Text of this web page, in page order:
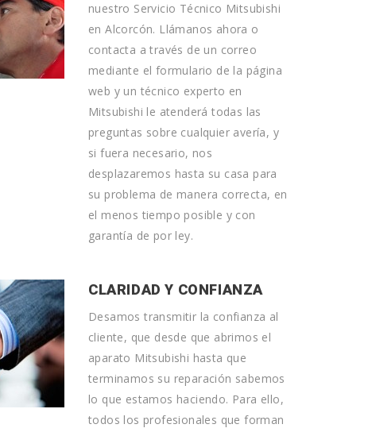
nuestro Servicio Técnico Mitsubishi
en Alcorcón. Llámanos ahora o
contacta a través de un correo
mediante el formulario de la página
web y un técnico experto en
Mitsubishi le atenderá todas las
preguntas sobre cualquier avería, y
si fuera necesario, nos
desplazaremos hasta su casa para
su problema de manera correcta, en
el menos tiempo posible y con
garantía de por ley.
CLARIDAD Y CONFIANZA
Desamos transmitir la confianza al
cliente, que desde que abrimos el
aparato Mitsubishi hasta que
terminamos su reparación sabemos
lo que estamos haciendo. Para ello,
todos los profesionales que forman